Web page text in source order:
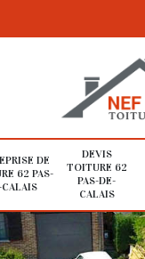
DE
62 PAS-
DEVIS
TOITURE 62
PAS-DE-
CALAIS